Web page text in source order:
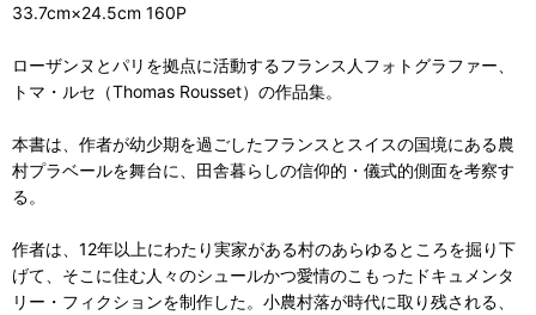
33.7cm×24.5cm 160P
ローザンヌとパリを拠点に活動するフランス人フォトグラファー、
トマ・ルセ（Thomas Rousset）の作品集。
本書は、作者が幼少期を過ごしたフランスとスイスの国境にある農
村プラベールを舞台に、田舎暮らしの信仰的・儀式的側面を考察す
る。
作者は、12年以上にわたり実家がある村のあらゆるところを掘り下
げて、そこに住む人々のシュールかつ愛情のこもったドキュメンタ
リー・フィクションを制作した。小農村落が時代に取り残される、